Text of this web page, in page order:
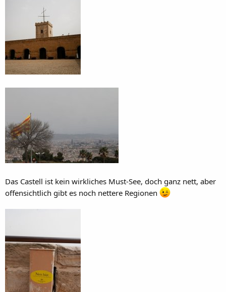
Das Castell ist kein wirkliches Must-See, doch ganz nett, aber
offensichtlich gibt es noch nettere Regionen